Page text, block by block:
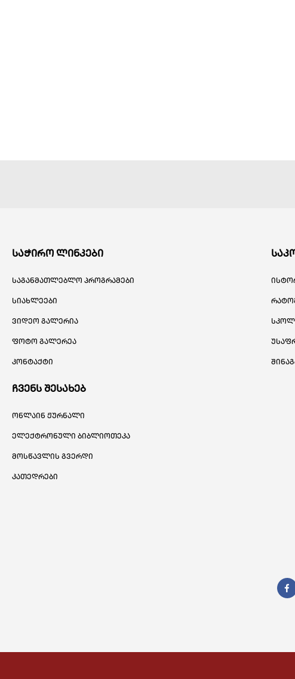
საჭირო ლინკები
საგანმათლებლო პროგრამები
სიახლეები
ვიდეო გალერია
ფოტო გალერეა
კონტაქტი
ჩვენს შესახებ
ონლაინ ჟურნალი
ელექტრონული ბიბლიოთეკა
მოსწავლის გვერდი
კათედრები